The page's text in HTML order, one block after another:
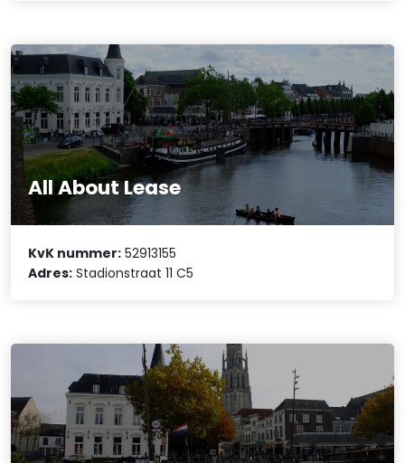
All About Lease
KvK nummer: 52913155
Adres: Stadionstraat 11 C5